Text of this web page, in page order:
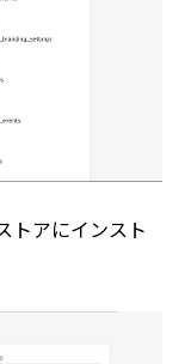
トアにインスト